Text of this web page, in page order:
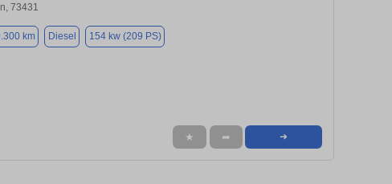
73431
km Diesel 154 kw (209 PS)
★ ➦ ➜